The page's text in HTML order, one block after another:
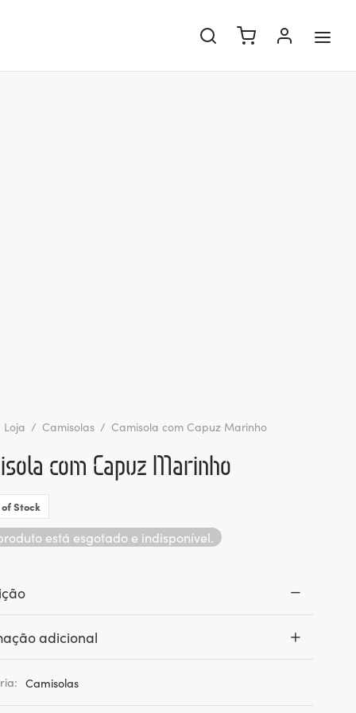
Loja / Camisolas / Camisola com Capuz Marinho
com Capuz Marinho
Stock
está esgotado e indisponível.
adicional
Camisolas